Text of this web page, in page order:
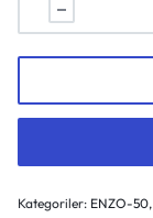
Kategoriler: ENZO-50,